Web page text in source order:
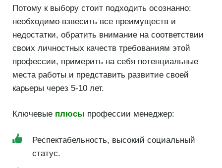
Потому к выбору стоит подходить осознанно:
необходимо взвесить все преимуществ и
недостатки, обратить внимание на соответствии
своих личностных качеств требованиям этой
профессии, примерить на себя потенциальные
места работы и представить развитие своей
карьеры через 5-10 лет.
Ключевые плюсы профессии менеджер:
Респектабельность, высокий социальный
статус.